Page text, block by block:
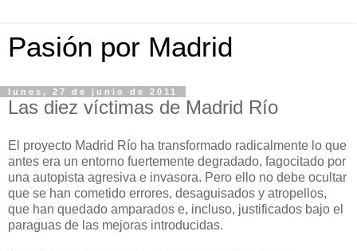
Pasión por Madrid
lunes, 27 de junio de 2011
Las diez víctimas de Madrid Río
El proyecto Madrid Río ha transformado radicalmente lo que
antes era un entorno fuertemente degradado, fagocitado por
una autopista agresiva e invasora. Pero ello no debe ocultar
que se han cometido errores, desaguisados y atropellos,
que han quedado amparados e, incluso, justificados bajo el
paraguas de las mejoras introducidas.